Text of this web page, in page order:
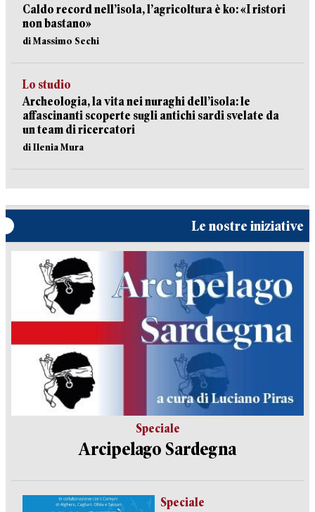
Caldo record nell’isola, l’agricoltura è ko: «I ristori
non bastano»
di Massimo Sechi
Lo studio
Archeologia, la vita nei nuraghi dell’isola: le
affascinanti scoperte sugli antichi sardi svelate da
un team di ricercatori
di Ilenia Mura
Le nostre iniziative
Speciale
Arcipelago Sardegna
Speciale